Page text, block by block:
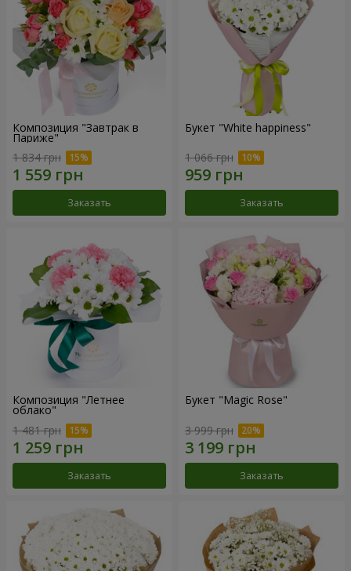
Композиция "Завтрак в
Париже"
1 834 грн
Заказать
Букет "White happiness"
1 066 грн
Заказать
Композиция "Летнее
облако"
1 481 грн
Заказать
Букет "Magic Rose"
3 999 грн
Заказать